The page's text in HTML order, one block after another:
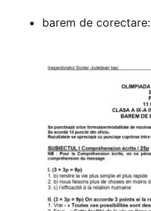
barem de corectare: